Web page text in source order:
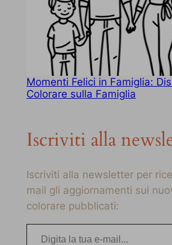
Momenti Felici in Famiglia:
Colorare sulla Famiglia
Iscriviti alla
Iscriviti alla newsletter per
mail gli aggiornamenti sui
colorare pubblicati:
Digita la tua e-mail…